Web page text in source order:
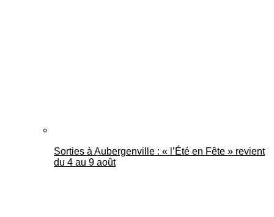
Sorties à Aubergenville : « l’Été en Fête » revient
du 4 au 9 août